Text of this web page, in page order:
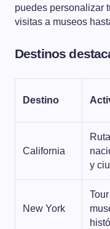
puedes personalizar
visitas a museos
Destinos
Destino
California
y
New York